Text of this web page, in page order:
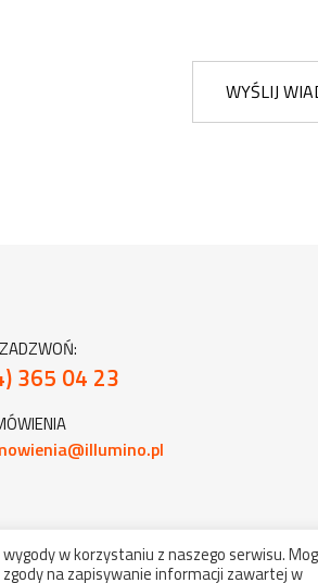
WYŚLIJ
365 04 23
oświetlenie. Wszelkie prawa
w korzystaniu z naszego serwisu.
na zapisywanie informacji zawartej w